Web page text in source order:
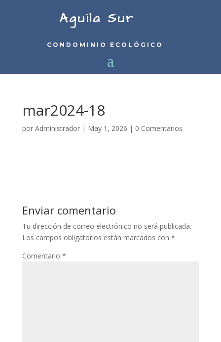
Aguila Sur
CONDOMINIO ECOLÓGICO
mar2024-18
por Administrador| May 1, 2026 | 0 Comentarios
Enviar comentario
Tu dirección de correo electrónico no será publicada.
Los campos obligatorios están marcados con *
Comentario *